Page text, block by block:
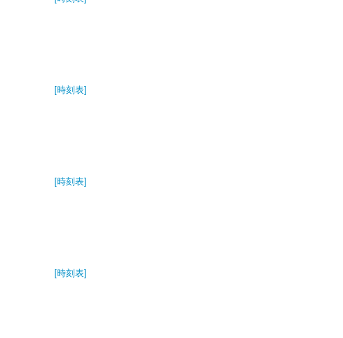
[時刻表]
[時刻表]
[時刻表]